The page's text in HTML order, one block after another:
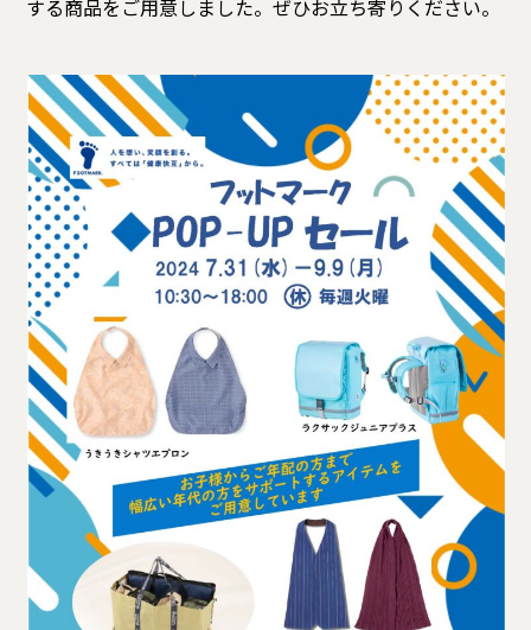
する商品をご用意しました。ぜひお立ち寄りください。